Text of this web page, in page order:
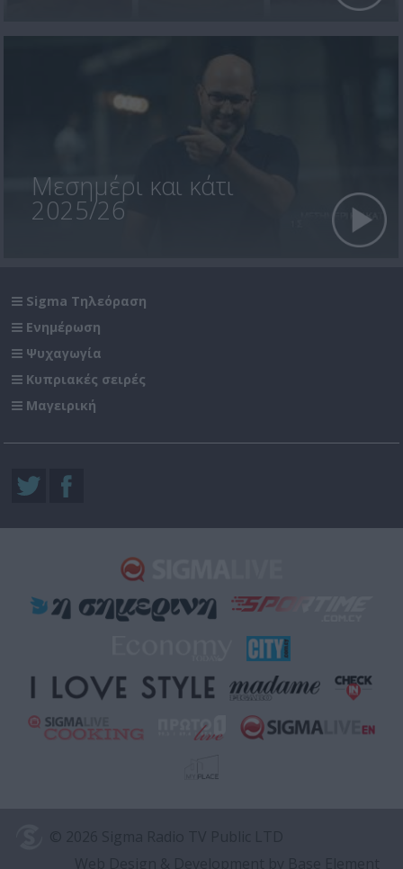
Μεσημέρι και κάτι
2025/26
Sigma Τηλεόραση
Ενημέρωση
Ψυχαγωγία
Κυπριακές σειρές
Μαγειρική